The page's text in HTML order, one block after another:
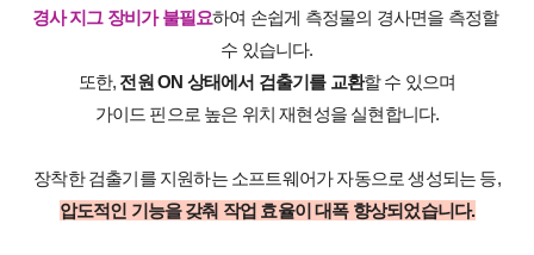
경사 지그 장비가 불필요하여 손쉽게 측정물의 경사면을 측정할
수 있습니다.
또한, 전원 ON 상태에서 검출기를 교환할 수 있으며
가이드 핀으로 높은 위치 재현성을 실현합니다.
장착한 검출기를 지원하는 소프트웨어가 자동으로 생성되는 등,
압도적인 기능을 갖춰 작업 효율이 대폭 향상되었습니다.